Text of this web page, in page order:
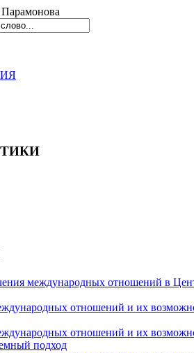
международных отношений в
отношений и их
отношений и их
подход